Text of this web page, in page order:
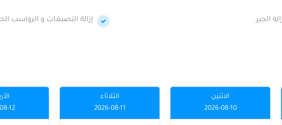
الجير إزالة التصبغات و الرواسب
الاثنين
2026-08-10
الثلاثاء
2026-08-11
12